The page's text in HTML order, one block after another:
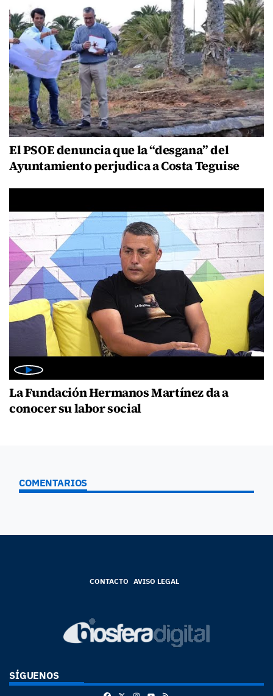
El PSOE denuncia que la “desgana” del
Ayuntamiento perjudica a Costa Teguise
La Fundación Hermanos Martínez da a
conocer su labor social
COMENTARIOS
CONTACTO AVISO LEGAL
SÍGUENOS